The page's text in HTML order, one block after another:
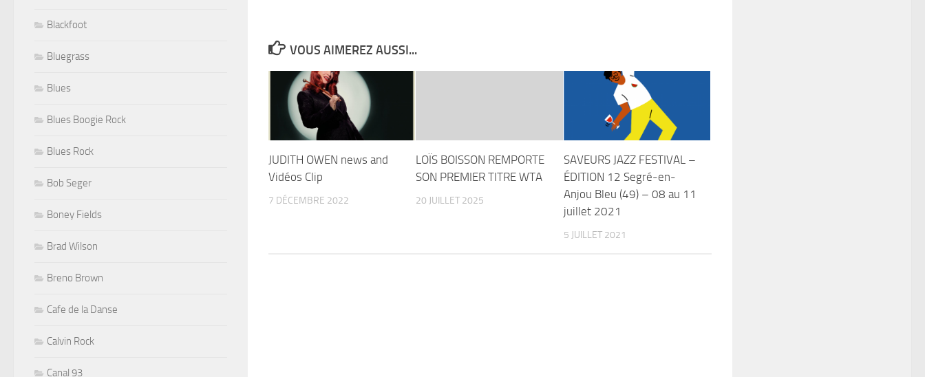
VOUS AIMEREZ AUSSI...
JUDITH OWEN news and
Vidéos Clip
7 DÉCEMBRE 2022
LOÏS BOISSON REMPORTE
SON PREMIER TITRE WTA
20 JUILLET 2025
SAVEURS JAZZ FESTIVAL –
ÉDITION 12 Segré-en-
Anjou Bleu (49) – 08 au 11
juillet 2021
5 JUILLET 2021
Blackfoot
Bluegrass
Blues
Blues Boogie Rock
Blues Rock
Bob Seger
Boney Fields
Brad Wilson
Breno Brown
Cafe de la Danse
Calvin Rock
Canal 93